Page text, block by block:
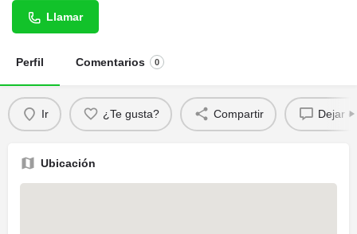
Llamar
Perfil Comentarios 0
Ir ¿Te gusta? Compartir Dejar
Ubicación